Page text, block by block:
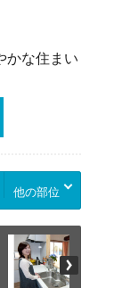
かな住まい
他の部位